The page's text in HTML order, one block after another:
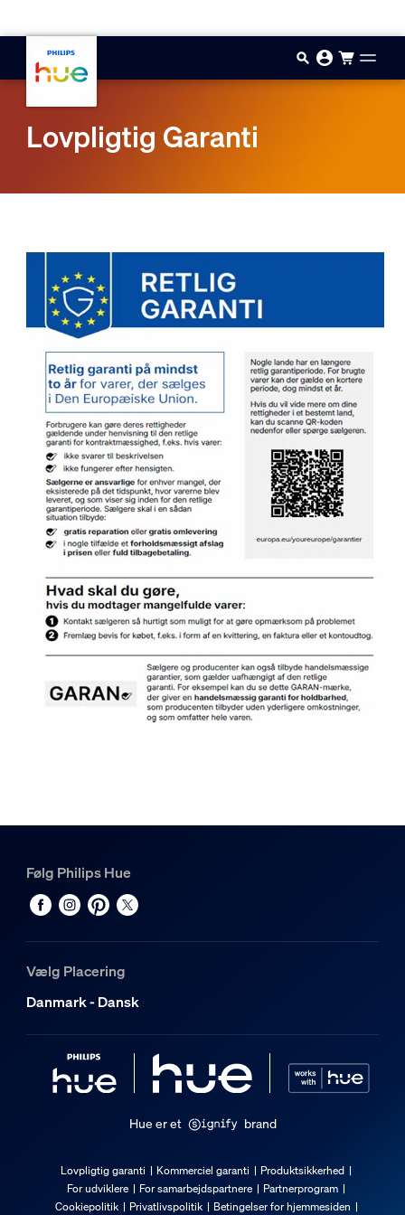
Lovpligtig Garanti
Følg Philips Hue
Vælg Placering
Danmark - Dansk
Hue er et brand
Lovpligtig garanti Kommerciel garanti
Produktsikkerhed
For udviklere
For samarbejdspartnere
Partnerprogram
Cookiepolitik
Privatlivspolitik Betingelser for hjemmesiden